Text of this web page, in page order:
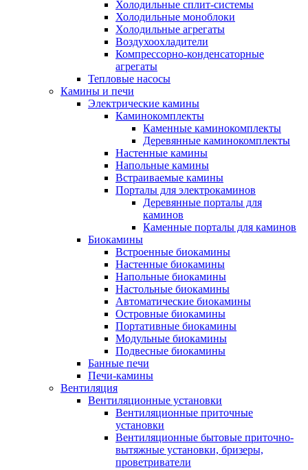
Холодильные сплит-системы
Холодильные моноблоки
Холодильные агрегаты
Воздухоохладители
Компрессорно-конденсаторные
агрегаты
Тепловые насосы
Камины и печи
Электрические камины
Каминокомплекты
Каменные каминокомплекты
Деревянные каминокомплекты
Настенные камины
Напольные камины
Встраиваемые камины
Порталы для электрокаминов
Деревянные порталы для
каминов
Каменные порталы для каминов
Биокамины
Встроенные биокамины
Настенные биокамины
Напольные биокамины
Настольные биокамины
Автоматические биокамины
Островные биокамины
Портативные биокамины
Модульные биокамины
Подвесные биокамины
Банные печи
Печи-камины
Вентиляция
Вентиляционные установки
Вентиляционные приточные
установки
Вентиляционные бытовые приточно-
вытяжные установки, бризеры,
проветриватели